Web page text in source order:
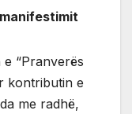
“Pranverës
kontributin e
me radhë,